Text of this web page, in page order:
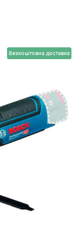
Безкоштовна доставка